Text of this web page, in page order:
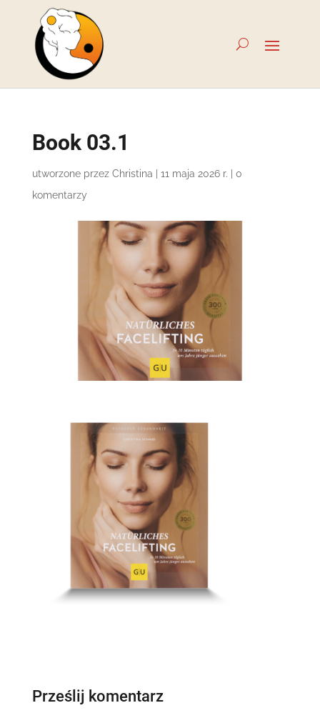
Book 03.1
utworzone przez Christina 11 maja 2026 r.
0
komentarzy
Prześlij komentarz